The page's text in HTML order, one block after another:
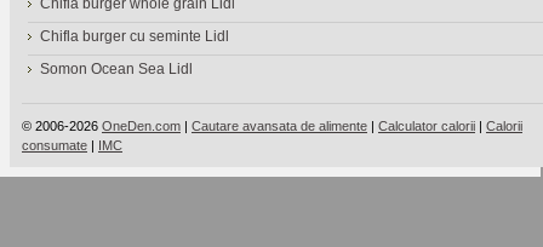
Chifla burger whole grain Lidl
Chifla burger cu seminte Lidl
Somon Ocean Sea Lidl
© 2006-2026 OneDen.com | Cautare avansata de alimente | Calculator calorii | Calorii
consumate | IMC